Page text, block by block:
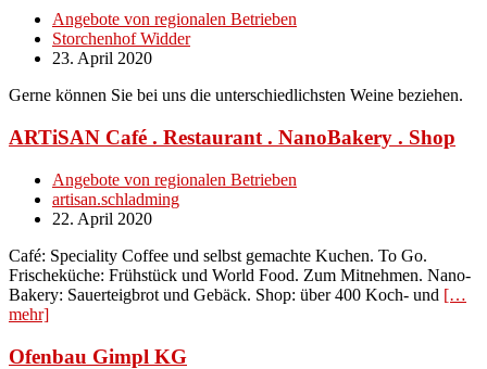
Angebote von regionalen Betrieben
Storchenhof Widder
23. April 2020
Gerne können Sie bei uns die unterschiedlichsten Weine beziehen.
ARTiSAN Café . Restaurant . NanoBakery . Shop
Angebote von regionalen Betrieben
artisan.schladming
22. April 2020
Café: Speciality Coffee und selbst gemachte Kuchen. To Go.
Frischeküche: Frühstück und World Food. Zum Mitnehmen. Nano-
Bakery: Sauerteigbrot und Gebäck. Shop: über 400 Koch- und […
mehr]
Ofenbau Gimpl KG